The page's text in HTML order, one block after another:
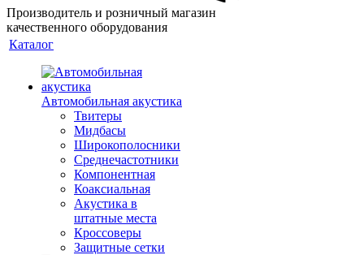
Производитель и розничный магазин
качественного оборудования
Каталог
Автомобильная акустика
Твитеры
Мидбасы
Широкополосники
Среднечастотники
Компонентная
Коаксиальная
Акустика в
штатные места
Кроссоверы
Защитные сетки